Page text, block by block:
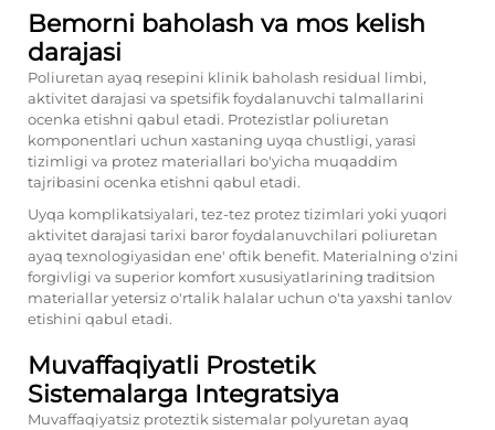
Bemorni baholash va mos kelish
darajasi
Poliuretan ayaq resepini klinik baholash residual limbi,
aktivitet darajasi va spetsifik foydalanuvchi talmallarini
ocenka etishni qabul etadi. Protezistlar poliuretan
komponentlari uchun xastaning uyqa chustligi, yarasi
tizimligi va protez materiallari bo'yicha muqaddim
tajribasini ocenka etishni qabul etadi.
Uyqa komplikatsiyalari, tez-tez protez tizimlari yoki yuqori
aktivitet darajasi tarixi baror foydalanuvchilari poliuretan
ayaq texnologiyasidan ene' oftik benefit. Materialning o'zini
forgivligi va superior komfort xususiyatlarining traditsion
materiallar yetersiz o'rtalik halalar uchun o'ta yaxshi tanlov
etishini qabul etadi.
Muvaffaqiyatli Prostetik
Sistemalarga Integratsiya
Muvaffaqiyatsiz proteztik sistemalar polyuretan ayaq